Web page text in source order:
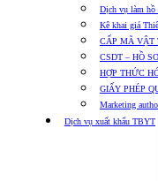
Dịch vụ làm hồ
Kê khai giá
CẤP MÃ VẬT
CSDT – HỒ
HỢP THỨC
GIẤY PHÉP
Marketing
Dịch vụ xuất khẩu TBYT